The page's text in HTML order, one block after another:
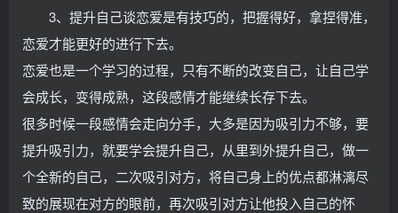
3、提升自己谈恋爱是有技巧的，把握得好，拿捏得准，
恋爱才能更好的进行下去。
恋爱也是一个学习的过程，只有不断的改变自己，让自己学
会成长，变得成熟，这段感情才能继续长存下去。
很多时候一段感情会走向分手，大多是因为吸引力不够，要
提升吸引力，就要学会提升自己，从里到外提升自己，做一
个全新的自己，二次吸引对方，将自己身上的优点都淋漓尽
致的展现在对方的眼前，再次吸引对方让他投入自己的怀